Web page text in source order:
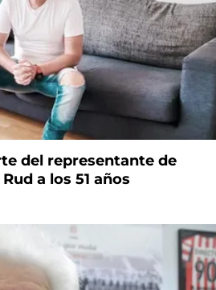
del representante de
a los 51 años